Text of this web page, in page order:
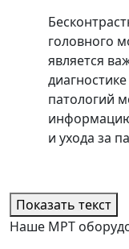
головного
является
патологий
и ухода за
Показать текст
Наше МРТ